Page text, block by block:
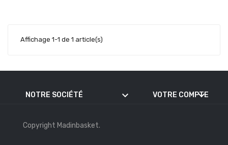
Affichage 1-1 de 1 article(s)
NOTRE SOCIÉTÉ keyboard_arrow_down VOTRE COMPTE
keyboard_arrow_down
Copyright Madinbasket.